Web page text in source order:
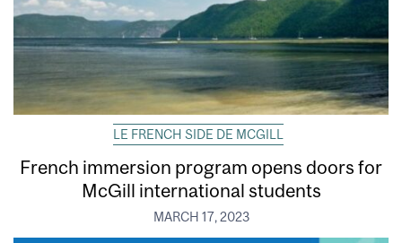
LE FRENCH SIDE DE MCGILL
French immersion program opens doors for
McGill international students
MARCH 17, 2023